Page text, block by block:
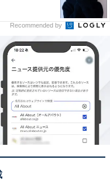
Recommended by